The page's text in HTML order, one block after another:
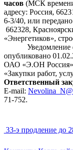
часов (МСК
адресу: Россия,
6-3/40, или
662328,
«Энергетиков»,
Уведомление
опубликовано
ОАО «Э.ОН Россия»
«Закупки работ,
Ответственный
E-mail: Nevolina N@
71-752.
33-э продление до